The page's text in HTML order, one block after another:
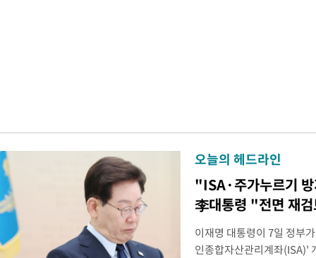
오늘의 헤드라인
"ISA·주가누르기
李대통령 "전면 재
이재명 대통령이 7일 정부
인종합자산관리계좌(ISA)'